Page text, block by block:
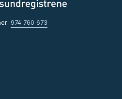
974 760 673